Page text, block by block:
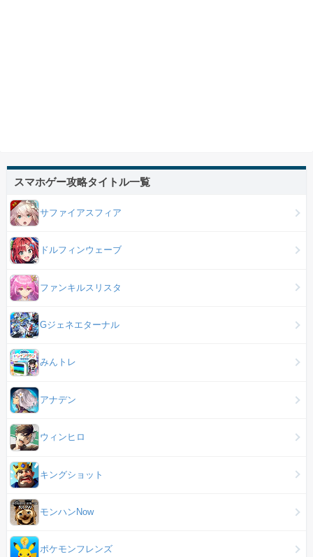
スマホゲー攻略タイトル一覧
サファイアスフィア
ドルフィンウェーブ
ファンキルスリスタ
Gジェネエターナル
みんトレ
アナデン
ウィンヒロ
キングショット
モンハンNow
ポケモンフレンズ